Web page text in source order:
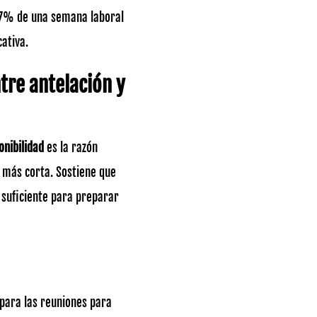
de una semana laboral
antelación y
es la razón
corta. Sostiene que
para preparar
las reuniones para